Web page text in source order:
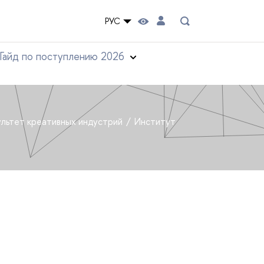
РУС
Гайд по поступлению 2026
креативных индустрий Институт